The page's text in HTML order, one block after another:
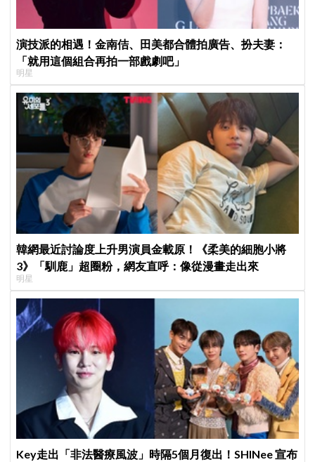
演技派的相遇！金南佶、田美都合體拍廣告、扮夫妻：
「就用這個組合再拍一部戲劇吧」
明星
韓網最近討論度上升男演員金載原！《柔美的細胞小將
3》「馴鹿」超圈粉，網友直呼：像從漫畫走出來
明星
Key走出「非法醫療風波」時隔5個月復出！SHINee 宣布